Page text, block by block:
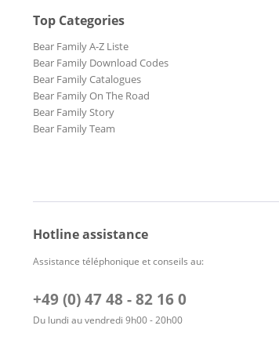
Top Categories
Bear Family A-Z Liste
Bear Family Download Codes
Bear Family Catalogues
Bear Family On The Road
Bear Family Story
Bear Family Team
Hotline assistance
Assistance téléphonique et conseils au:
+49 (0) 47 48 - 82 16 0
Du lundi au vendredi 9h00 - 20h00